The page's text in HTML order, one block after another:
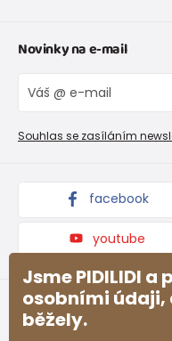
Tabulka velikostí obuvi
Vrácení zboží a
Reklamační řád
O nás
Blog
Velkoobchod PiDiLiDi
Affiliate program
Kolekce zboží
Novinky na e-mail
Souhlas se zasíláním
facebook
youtube
Jsme PIDILIDI
osobními údaji,
běžely.